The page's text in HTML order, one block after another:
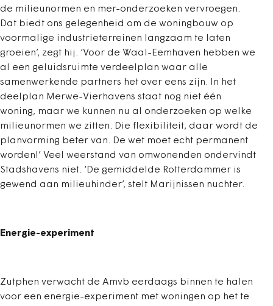
de milieunormen en mer-onderzoeken vervroegen.
Dat biedt ons gelegenheid om de woningbouw op
voormalige industrieterreinen langzaam te laten
groeien’, zegt hij. ‘Voor de Waal-Eemhaven hebben we
al een geluidsruimte verdeelplan waar alle
samenwerkende partners het over eens zijn. In het
deelplan Merwe-Vierhavens staat nog niet één
woning, maar we kunnen nu al onderzoeken op welke
milieunormen we zitten. Die flexibiliteit, daar wordt de
planvorming beter van. De wet moet echt permanent
worden!’ Veel weerstand van omwonenden ondervindt
Stadshavens niet. ‘De gemiddelde Rotterdammer is
gewend aan milieuhinder’, stelt Marijnissen nuchter.
Energie-experiment
Zutphen verwacht de Amvb eerdaags binnen te halen
voor een energie-experiment met woningen op het te